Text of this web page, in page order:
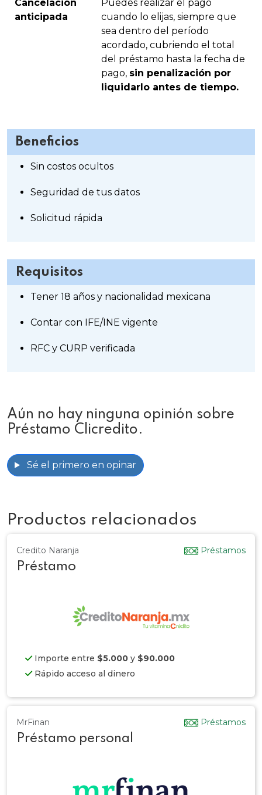
Cancelación
anticipada
Puedes realizar el pago
cuando lo elijas, siempre que
sea dentro del período
acordado, cubriendo el total
del préstamo hasta la fecha de
pago, sin penalización por
liquidarlo antes de tiempo.
Beneficios
Sin costos ocultos
Seguridad de tus datos
Solicitud rápida
Requisitos
Tener 18 años y nacionalidad mexicana
Contar con IFE/INE vigente
RFC y CURP verificada
Aún no hay ninguna opinión sobre
Préstamo Clicredito.
Sé el primero en opinar
Productos relacionados
Credito Naranja Préstamos
Préstamo
Importe entre $5.000 y $90.000
Rápido acceso al dinero
MrFinan Préstamos
Préstamo personal